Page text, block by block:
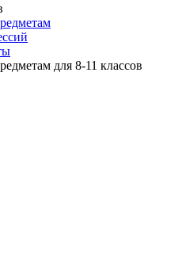
для 8-11 классов